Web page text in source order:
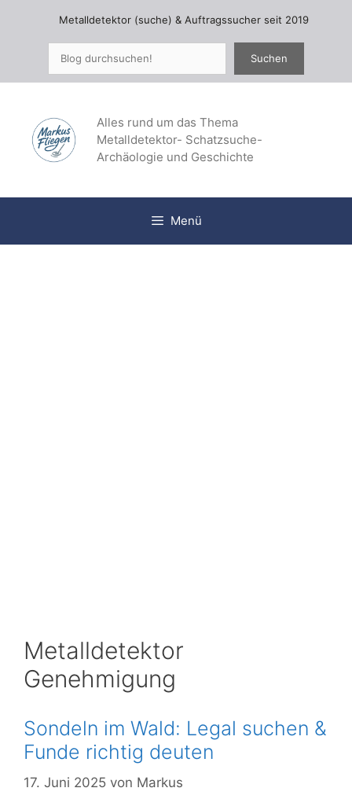
springen
Metalldetektor (suche) & Auftragssucher seit 2019
Suchen
Alles rund um das Thema
Metalldetektor- Schatzsuche-
Archäologie und Geschichte
Menü
Metalldetektor
Genehmigung
Sondeln im Wald: Legal suchen &
Funde richtig deuten
17. Juni 2025 von Markus